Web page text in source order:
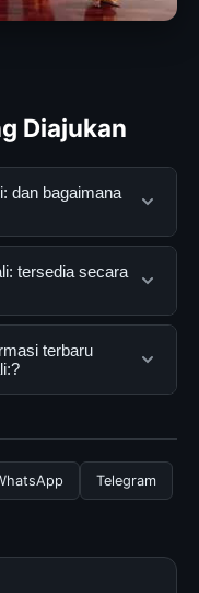
Diajukan
dan bagaimana
layanan digital yang
mendapatkan
dapat
situs resmi dan
tersedia secara
diakses secara
biaya
untuk
terbaru
Kami selalu
terkini dan
Telegram